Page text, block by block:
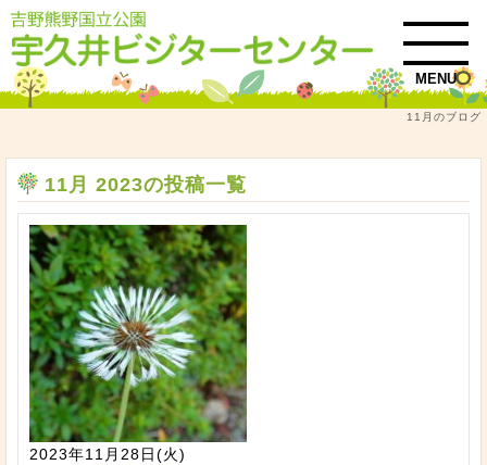
MENU
11月のブログ
11月 2023の投稿一覧
2023年11月28日(火)